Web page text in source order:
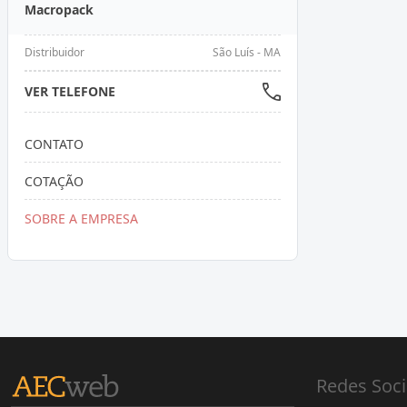
Macropack
Distribuidor São Luís - MA
VER TELEFONE
CONTATO
COTAÇÃO
SOBRE A EMPRESA
Redes